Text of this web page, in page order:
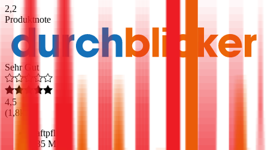
2,2
Produktnote
Sehr Gut
4,5
(1,8k
Haftpflicht
€ 35 Mio.